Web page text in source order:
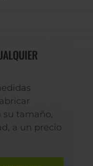
tamaño,
a un precio